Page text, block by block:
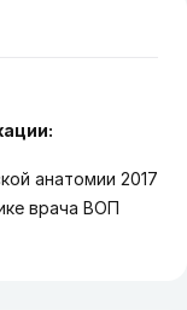
анатомии 2017
врача ВОП